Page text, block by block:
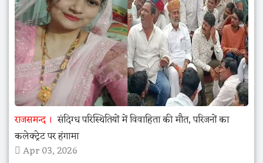
राजसमन्द
संदिग्ध परिस्थितियों में विवाहिता की मौत, परिजनों का
कलेक्ट्रेट पर हंगामा
Apr 03, 2026